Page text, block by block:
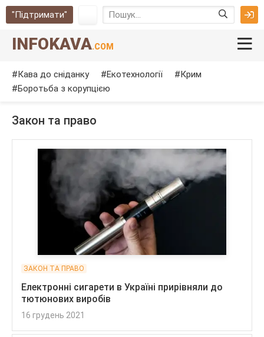
"Підтримати"
INFOKAVA.COM
Кава до сніданку Екотехнології
Крим
Боротьба з корупцією
Закон та право
ЗАКОН ТА ПРАВО
Електронні сигарети в Україні прирівняли до
тютюнових виробів
16 грудень 2021